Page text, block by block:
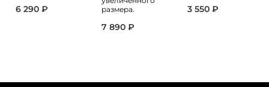
6 290 ₽
размера.
7 890 ₽
3 550 ₽